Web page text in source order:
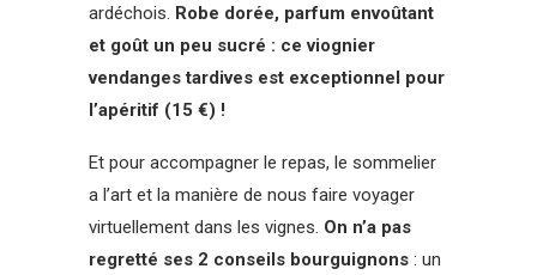
ardéchois. Robe dorée, parfum envoûtant
et goût un peu sucré : ce viognier
vendanges tardives est exceptionnel pour
l’apéritif (15 €) !
Et pour accompagner le repas, le sommelier
a l’art et la manière de nous faire voyager
virtuellement dans les vignes. On n’a pas
regretté ses 2 conseils bourguignons : un